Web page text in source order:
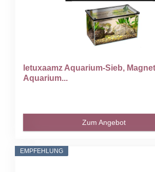
letuxaamz Aquarium-Sieb,
Aquarium...
Zum Angebot
EMPFEHLUNG